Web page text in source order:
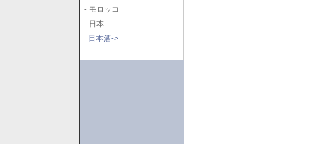
- モロッコ
- 日本
日本酒->